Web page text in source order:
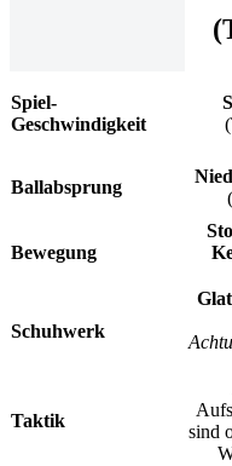
(
Spiel-
Geschwindigkeit
Ballabsprung
Bewegung
Schuhwerk
Taktik
sind